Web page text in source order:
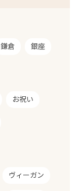
鎌倉 銀座
お祝い
ヴィーガン